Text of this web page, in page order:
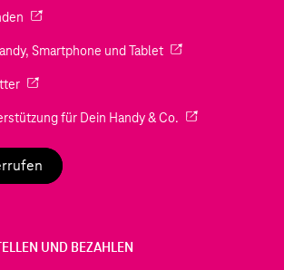
(Wird in einem neuen Tab geöffnet)
Smartphone und Tablet(Wird in einem
(Wird in einem neuen Tab geöffnet)
für Dein Handy & Co. (Wird in einem
UND BEZAHLEN